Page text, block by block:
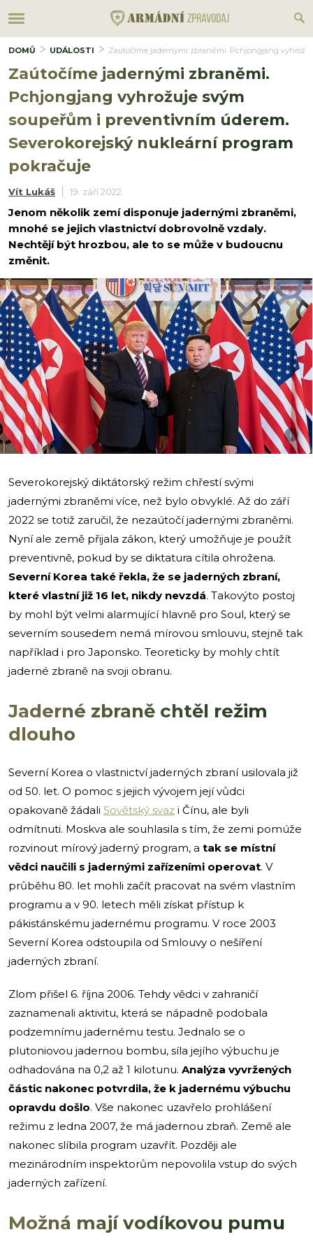
DOMŮ UDÁLOSTI Zaútočíme jadernými zbraněmi. Pchjongjang
Zaútočíme jadernými zbraněmi.
Pchjongjang vyhrožuje svým
soupeřům i preventivním úderem.
Severokorejský nukleární program
pokračuje
Vít Lukáš 19. září 2022
Jenom několik zemí disponuje jadernými zbraněmi,
mnohé se jejich vlastnictví dobrovolně vzdaly.
Nechtějí být hrozbou, ale to se může v budoucnu
změnit.
i
Severokorejský diktátorský režim chřestí svými
jadernými zbraněmi více, než bylo obvyklé. Až do září
2022 se totiž zaručil, že nezaútočí jadernými zbraněmi.
Nyní ale země přijala zákon, který umožňuje je použít
preventivně, pokud by se diktatura cítila ohrožena.
Severní Korea také řekla, že se jaderných zbraní,
které vlastní již 16 let, nikdy nevzdá. Takovýto postoj
by mohl být velmi alarmující hlavně pro Soul, který se
severním sousedem nemá mírovou smlouvu, stejně tak
například i pro Japonsko. Teoreticky by mohly chtít
jaderné zbraně na svoji obranu.
Jaderné zbraně chtěl režim
dlouho
Severní Korea o vlastnictví jaderných zbraní usilovala již
od 50. let. O pomoc s jejich vývojem její vůdci
opakovaně žádali Sovětský svaz i Čínu, ale byli
odmítnuti. Moskva ale souhlasila s tím, že zemi pomúže
rozvinout mírový jaderný program, a tak se místní
vědci naučili s jadernými zařízeními operovat. V
průběhu 80. let mohli začít pracovat na svém vlastním
programu a v 90. letech měli získat přístup k
pákistánskému jadernému programu. V roce 2003
Severní Korea odstoupila od Smlouvy o nešíření
jaderných zbraní.
Zlom přišel 6. října 2006. Tehdy vědci v zahraničí
zaznamenali aktivitu, která se nápadně podobala
podzemnímu jadernému testu. Jednalo se o
plutoniovou jadernou bombu, síla jejího výbuchu je
odhadována na 0,2 až 1 kilotunu. Analýza vyvržených
částic nakonec potvrdila, že k jadernému výbuchu
opravdu došlo. Vše nakonec uzavřelo prohlášení
režimu z ledna 2007, že má jadernou zbraň. Země ale
nakonec slíbila program uzavřít. Později ale
mezinárodním inspektorům nepovolila vstup do svých
jaderných zařízení.
Možná mají vodíkovou pumu